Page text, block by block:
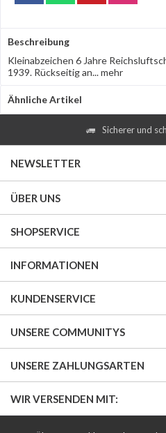
Beschreibung
Kleinabzeichen 6 Jahre
1939. Rückseitig an...mehr
Ähnliche Artikel
Sicherer und
NEWSLETTER
ÜBER UNS
SHOPSERVICE
INFORMATIONEN
KUNDENSERVICE
UNSERE COMMUNITYS
UNSERE ZAHLUNGSARTEN
WIR VERSENDEN MIT: